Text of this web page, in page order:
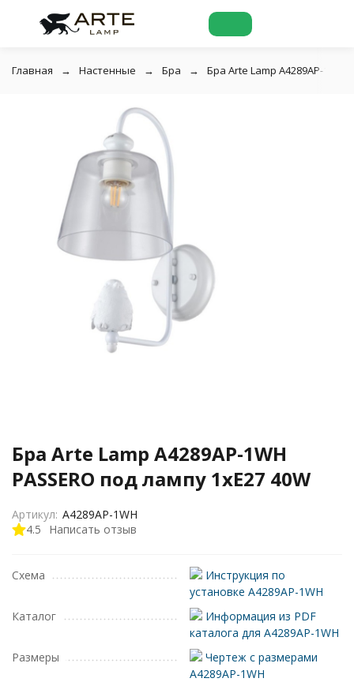
Главная Настенные Бра Бра Arte Lamp A4289AP-1WH
Бра Arte Lamp A4289AP-1WH
PASSERO под лампу 1xE27 40W
4.5 Написать отзыв
Артикул: A4289AP-1WH
Схема
Инструкция по
установке A4289AP-1WH
Каталог
Информация из PDF
каталога для A4289AP-1WH
Размеры
Чертеж с размерами
A4289AP-1WH